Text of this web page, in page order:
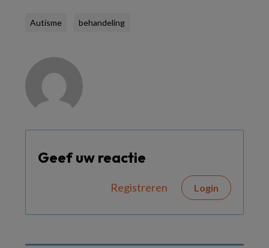
Autisme behandeling
Geef uw reactie
Registreren Login